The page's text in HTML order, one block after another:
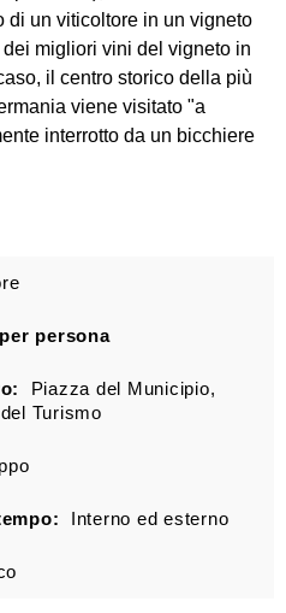
di un viticoltore in un vigneto
migliori vini del vigneto in
il centro storico della più
viene visitato "a
interrotto da un bicchiere
per persona
Piazza del Municipio,
Turismo
Interno ed esterno